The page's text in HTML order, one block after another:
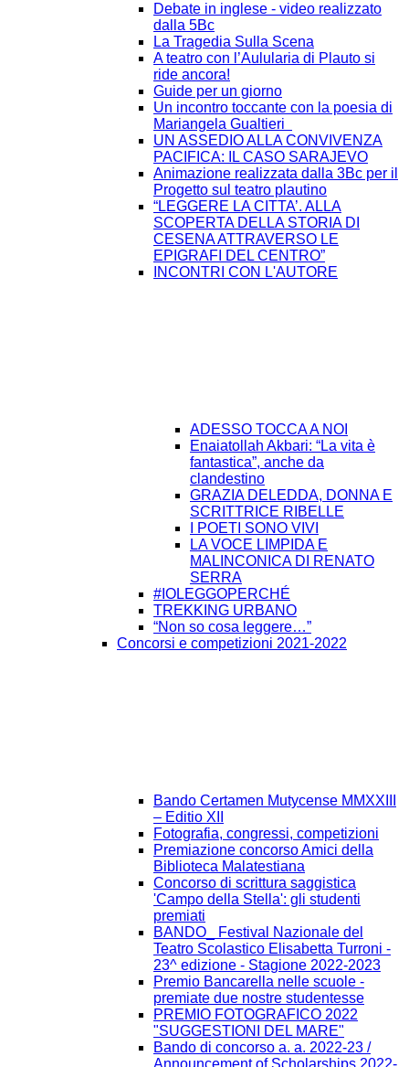
Debate in inglese - video realizzato
dalla 5Bc
La Tragedia Sulla Scena
A teatro con l’Aulularia di Plauto si
ride ancora!
Guide per un giorno
Un incontro toccante con la poesia di
Mariangela Gualtieri
UN ASSEDIO ALLA CONVIVENZA
PACIFICA: IL CASO SARAJEVO
Animazione realizzata dalla 3Bc per il
Progetto sul teatro plautino
“LEGGERE LA CITTA’. ALLA
SCOPERTA DELLA STORIA DI
CESENA ATTRAVERSO LE
EPIGRAFI DEL CENTRO”
INCONTRI CON L'AUTORE
ADESSO TOCCA A NOI
Enaiatollah Akbari: “La vita è
fantastica”, anche da
clandestino
GRAZIA DELEDDA, DONNA E
SCRITTRICE RIBELLE
I POETI SONO VIVI
LA VOCE LIMPIDA E
MALINCONICA DI RENATO
SERRA
#IOLEGGOPERCHÉ
TREKKING URBANO
“Non so cosa leggere…”
Concorsi e competizioni 2021-2022
Bando Certamen Mutycense MMXXIII
– Editio XII
Fotografia, congressi, competizioni
Premiazione concorso Amici della
Biblioteca Malatestiana
Concorso di scrittura saggistica
'Campo della Stella': gli studenti
premiati
BANDO_ Festival Nazionale del
Teatro Scolastico Elisabetta Turroni -
23^ edizione - Stagione 2022-2023
Premio Bancarella nelle scuole -
premiate due nostre studentesse
PREMIO FOTOGRAFICO 2022
"SUGGESTIONI DEL MARE"
Bando di concorso a. a. 2022-23 /